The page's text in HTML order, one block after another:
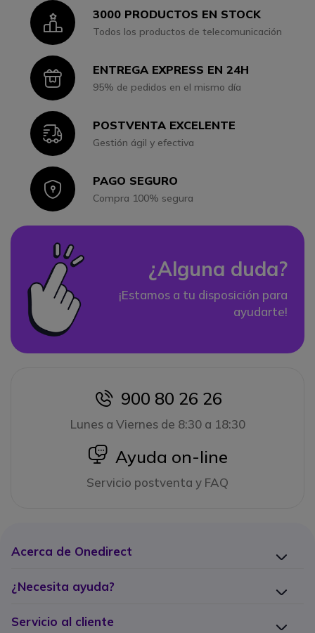
Icon3000 PRODUCTOS EN STOCK
Todos los productos de telecomunicación
IconENTREGA EXPRESS EN 24H
95% de pedidos en el mismo día
IconPOSTVENTA EXCELENTE
Gestión ágil y efectiva
IconPAGO SEGURO
Compra 100% segura
¿Alguna duda?
¡Estamos a tu disposición para
ayudarte!
icon
900 80 26 26
Lunes a Viernes de 8:30 a 18:30
icon
Ayuda on-line
Servicio postventa y FAQ
Acerca de Onedirect
¿Necesita ayuda?
Servicio al cliente